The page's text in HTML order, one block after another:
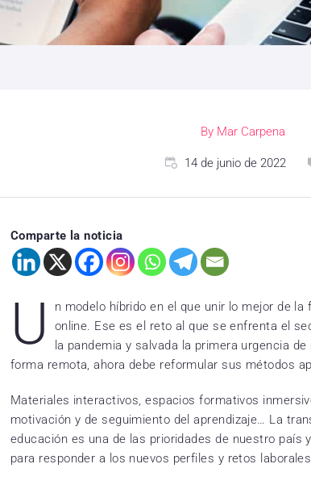
By Mar Carpena
14 de junio de 2022
Comparte la noticia
U
n modelo híbrido en el que unir lo mejor de
online. Ese es el reto al que se enfrenta el
la pandemia y salvada la primera urgencia
forma remota, ahora debe reformular sus métodos
Materiales interactivos, espacios formativos
motivación y de seguimiento del aprendizaje… La
educación es una de las prioridades de nuestro país
para responder a los nuevos perfiles y retos